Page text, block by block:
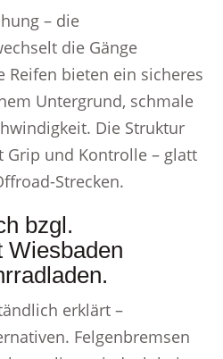
– die
die Gänge
Reifen bieten ein sicheres
Untergrund, schmale
Die Struktur
Grip und Kontrolle – glatt
Strecken.
bzgl.
Wiesbaden
erklärt –
Felgenbremsen